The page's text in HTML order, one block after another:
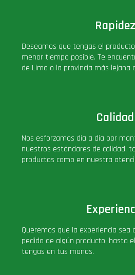
PLUS!
Pop Regular
PRÓXIMAMENTE
Rapidez
Deseamos que tengas el
menor tiempo posible. Te
de Lima o la provincia más lejana
Calidad
Nos esforzamos día a día por
nuestros estándares de calidad,
productos como en nuestra
Queremos que la experiencia sea
pedido de algún producto, hasta
tengas en tus manos.